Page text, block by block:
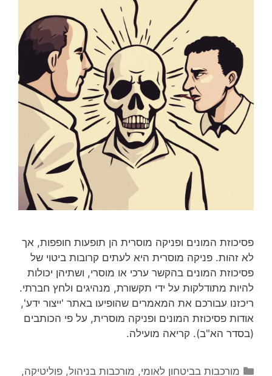
פסיכוזת המונים ופניקה מוסרית הן תופעות חופפות, אך
לא זהות. פניקה מוסרית היא לעתים קרובות ביטוי של
פסיכוזת המונים בהקשר ערכי או מוסרי, ושתיהן יכולות
להיות מתודלקות על ידי תקשורת, מנהיגים ולחץ חברתי.
ריכזנו עבורכם את המאמרים שהופיעו באתר 'ייצור ידע',
אודות פסיכוזת המונים ופניקה מוסרית, על פי הכותבים
(בסדר הא"ב). קריאה מועילה.
קטגוריות
מורכבות בביטחון לאומי, מורכבות בניהול,פוליטיקה,